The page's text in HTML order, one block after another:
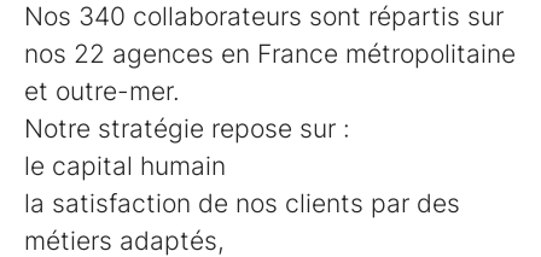
Nos 340 collaborateurs sont répartis sur
nos 22 agences en France métropolitaine
et outre-mer.
Notre stratégie repose sur :
le capital humain
la satisfaction de nos clients par des
métiers adaptés,